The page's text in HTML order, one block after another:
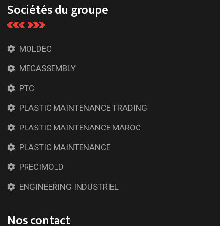
Sociétés du groupe
MOLDEC
MECASSEMBLY
PTC
PLASTIC MAINTENANCE TRADING
PLASTIC MAINTENANCE MAROC
PLASTIC MAINTENANCE
PRECIMOLD
ENGINEERING INDUSTRIEL
Nos contact